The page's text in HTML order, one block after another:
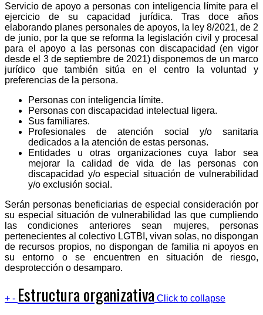
Servicio de apoyo a personas con inteligencia límite para el
ejercicio de su capacidad jurídica. Tras doce años
elaborando planes personales de apoyos, la ley 8/2021, de 2
de junio, por la que se reforma la legislación civil y procesal
para el apoyo a las personas con discapacidad (en vigor
desde el 3 de septiembre de 2021) disponemos de un marco
jurídico que también sitúa en el centro la voluntad y
preferencias de la persona.
Personas con inteligencia límite.
Personas con discapacidad intelectual ligera.
Sus familiares.
Profesionales de atención social y/o sanitaria
dedicados a la atención de estas personas.
Entidades u otras organizaciones cuya labor sea
mejorar la calidad de vida de las personas con
discapacidad y/o especial situación de vulnerabilidad
y/o exclusión social.
Serán personas beneficiarias de especial consideración por
su especial situación de vulnerabilidad las que cumpliendo
las condiciones anteriores sean mujeres, personas
pertenecientes al colectivo LGTBI, vivan solas, no dispongan
de recursos propios, no dispongan de familia ni apoyos en
su entorno o se encuentren en situación de riesgo,
desprotección o desamparo.
+ - Estructura organizativa Click to collapse